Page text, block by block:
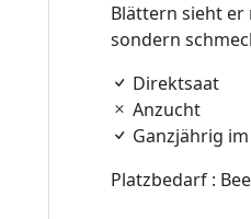
Blättern sieht
sondern
Direktsaat
Anzucht
Ganzjährig
Platzbedarf :